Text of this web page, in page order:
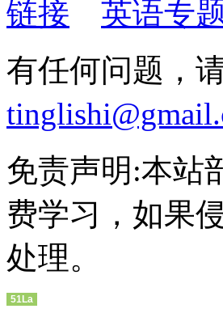
链接 英语专
有任何问题，
免责声明:本站
费学习，如果
处理。
51La